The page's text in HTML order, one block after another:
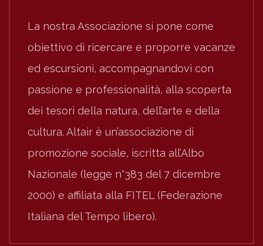
La nostra Associazione si pone come
obiettivo di ricercare e proporre vacanze
ed escursioni, accompagnandovi con
passione e professionalità, alla scoperta
dei tesori della natura, dell’arte e della
cultura. Altair è un’associazione di
promozione sociale, iscritta all’Albo
Nazionale (legge n°383 del 7 dicembre
2000) e affiliata alla FITEL (Federazione
Italiana del Tempo libero).